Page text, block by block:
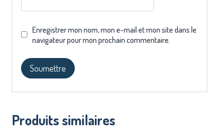
Enregistrer mon nom, mon e-mail et mon site dans le
navigateur pour mon prochain commentaire.
Produits similaires